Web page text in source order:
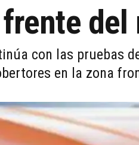
del
con las pruebas
en la zona